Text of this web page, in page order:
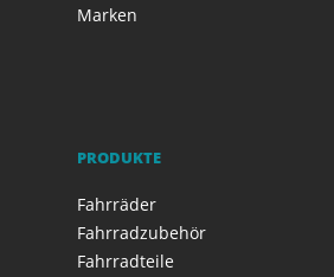
Marken
PRODUKTE
Fahrräder
Fahrradzubehör
Fahrradteile